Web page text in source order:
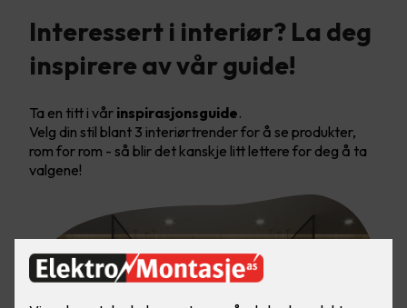
Interessert i interiør? La deg
inspirere av vår guide!
Ta en titt i vår inspirasjonsguide.
Velg din stil blant 3 interiørtrender for å se produkter,
rom for rom - så blir det kanskje litt lettere for deg å ta
valgene!